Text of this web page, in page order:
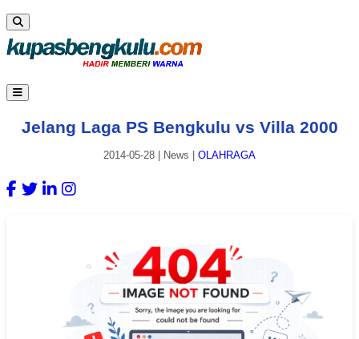
Jelang Laga PS Bengkulu vs Villa 2000
2014-05-28 News OLAHRAGA